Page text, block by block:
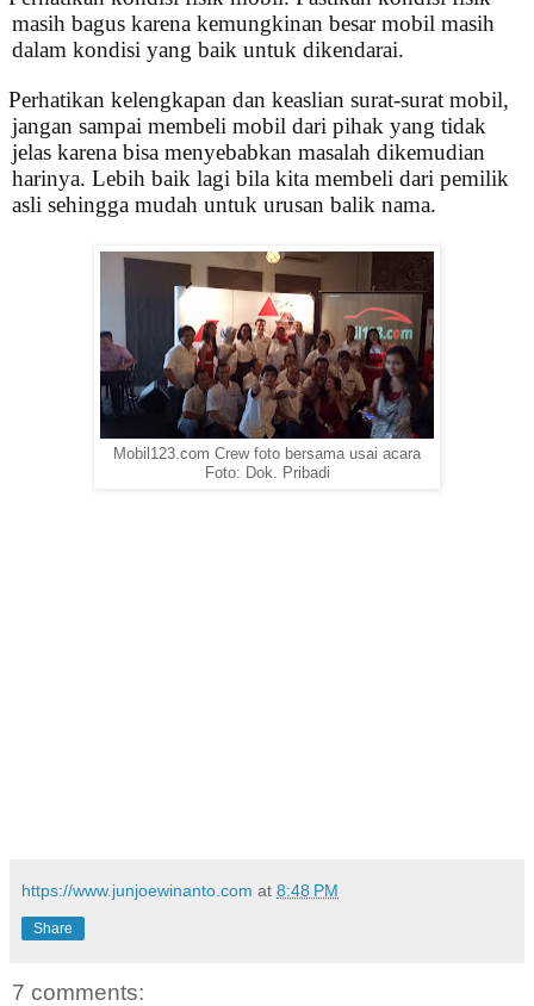
masih bagus karena kemungkinan besar mobil masih
dalam kondisi yang baik untuk dikendarai.
Perhatikan kelengkapan dan keaslian surat-surat mobil,
jangan sampai membeli mobil dari pihak yang tidak
jelas karena bisa menyebabkan masalah dikemudian
harinya. Lebih baik lagi bila kita membeli dari pemilik
asli sehingga mudah untuk urusan balik nama.
Mobil123.com Crew foto bersama usai acara
Foto: Dok. Pribadi
https://www.junjoewinanto.com at 8:48 PM
Share
7 comments: